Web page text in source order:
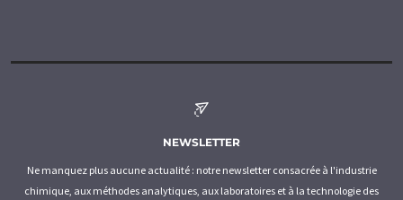
NEWSLETTER
Ne manquez plus aucune actualité : notre newsletter consacrée à l'industrie
chimique, aux méthodes analytiques, aux laboratoires et à la technologie des